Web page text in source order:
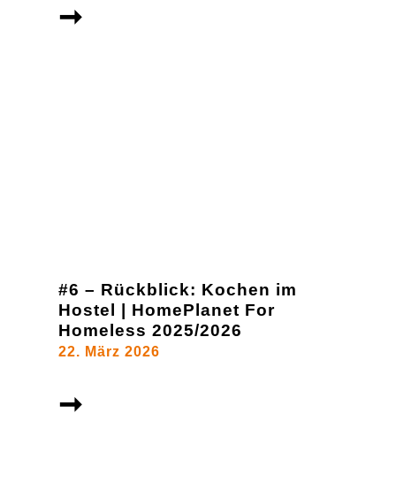
➞
#6 – Rückblick: Kochen im
Hostel | HomePlanet For
Homeless 2025/2026
22. März 2026
➞